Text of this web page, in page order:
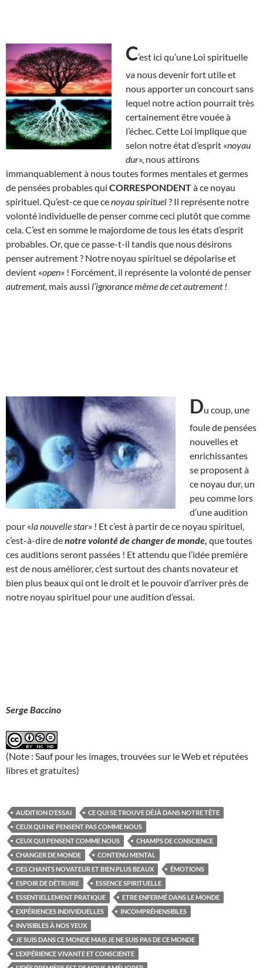
C’est ici qu’une Loi spirituelle
va nous devenir fort utile et
nous apporter un concourt sans
lequel notre action pourrait très
certainement être vouée à
l’échec. Cette Loi implique que
selon notre état d’esprit «noyau
dur», nous attirons
immanquablement à nous toutes formes mentales et germes
de pensées probables qui CORRESPONDENTà ce noyau
spirituel. Qu’est-ce que cenoyau spirituel? Il représente notre
volonté individuelle de penser comme ceci plutôt que comme
cela. C’est en somme le majordome de tous les états d’esprit
probables. Or, que ce passe-t-il tandis que nous désirons
penser autrement ? Notre noyau spirituel se dépolarise et
devient «open» ! Forcément, il représente la volonté de penser
autrement, mais aussi l’ignorance même de cet autrement !
Du coup, une
foule de pensées
nouvelles et
enrichissantes
se proposent à
ce noyau dur, un
peu comme lors
d’une audition
pour «la nouvelle star» ! Et c’est à partir de ce noyau spirituel,
c’est-à-dire denotre volonté de changer de monde, que toutes
ces auditions seront passées ! Et attendu que l’idée première
est de nous améliorer, c’est surtout des chants novateur et
bien plus beaux qui ont le droit et le pouvoir d’arriver près de
notre noyau spirituel pour une audition d’essai.
Serge Baccino
(Note : Sauf pour les images, trouvées sur le Web et réputées
libres et gratuites)
AUDITION D’ESSAI
CE QUI SE TROUVE DÉJÀ DANS NOTRE TÊTE
CEUX QUI NE PENSENT PAS COMME NOUS
CEUX QUI PENSENT COMME NOUS
CHAMPS DE CONSCIENCE
CHANGER DE MONDE
CONTENU MENTAL
DES CHANTS NOVATEUR ET BIEN PLUS BEAUX
ÉMOTIONS
ESPOIR DE DÉTRUIRE
ESSENCE SPIRITUELLE
ESSENTIELLEMENT PRATIQUE
ETRE ENFERMÉ DANS LE MONDE
EXPÉRIENCES INDIVIDUELLES
INCOMPRÉHENSIBLES
INVISIBLES À NOS YEUX
JE SUIS DANS CE MONDE MAIS JE NE SUIS PAS DE CE MONDE
L’EXPÉRIENCE VIVANTE ET CONSCIENTE